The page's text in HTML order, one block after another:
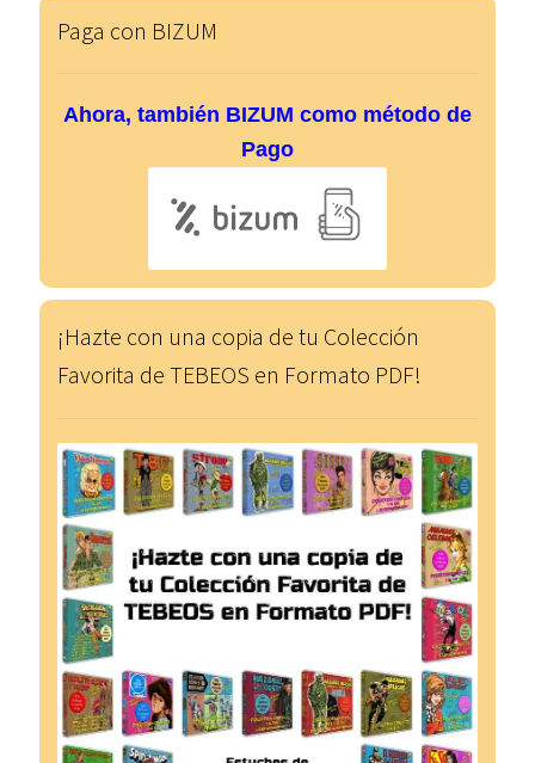
Paga con BIZUM
Ahora, también BIZUM como método de
Pago
¡Hazte con una copia de tu Colección
Favorita de TEBEOS en Formato PDF!